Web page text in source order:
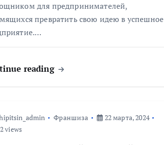
для предпринимателей,
превратить свою идею в успешное
reading
Франшиза
22 марта, 2024
views